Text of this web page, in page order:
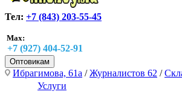
Тел: +7 (843) 203-55-45
Max:
+7 (927) 404-52-91
Оптовикам
Ибрагимова, 61а /Журналистов 62 /
Услуги